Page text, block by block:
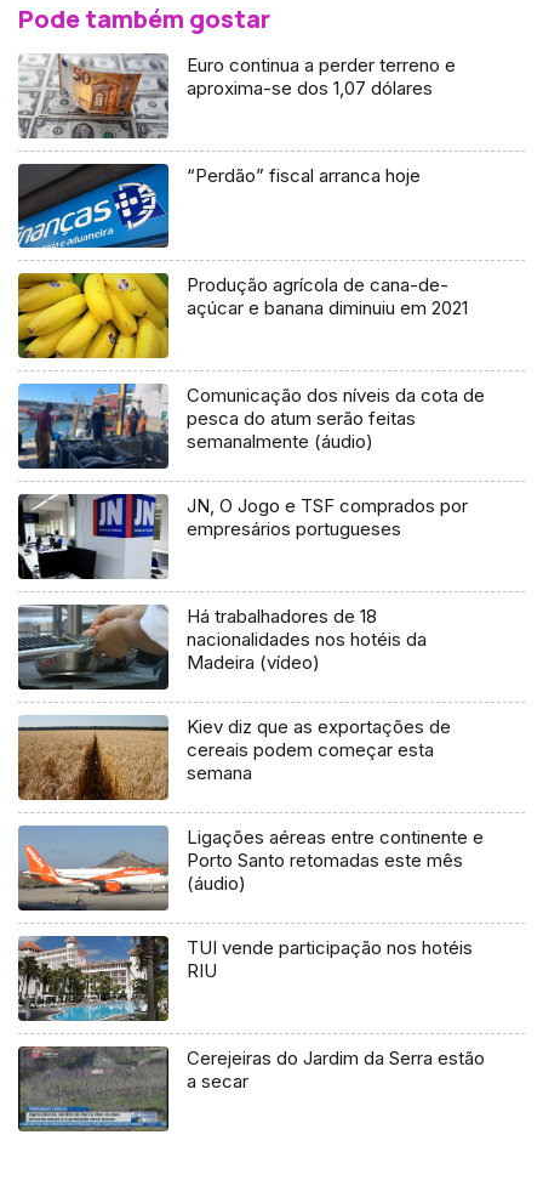
Pode também gostar
Euro continua a perder terreno e
aproxima-se dos 1,07 dólares
“Perdão” fiscal arranca hoje
Produção agrícola de cana-de-
açúcar e banana diminuiu em 2021
Comunicação dos níveis da cota de
pesca do atum serão feitas
semanalmente (áudio)
JN, O Jogo e TSF comprados por
empresários portugueses
Há trabalhadores de 18
nacionalidades nos hotéis da
Madeira (vídeo)
Kiev diz que as exportações de
cereais podem começar esta
semana
Ligações aéreas entre continente e
Porto Santo retomadas este mês
(áudio)
TUI vende participação nos hotéis
RIU
Cerejeiras do Jardim da Serra estão
a secar